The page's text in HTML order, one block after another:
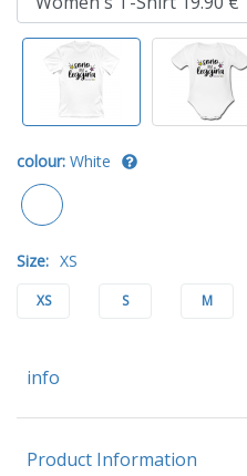
colour: White
Size: XS
XS S M
info
Product Information